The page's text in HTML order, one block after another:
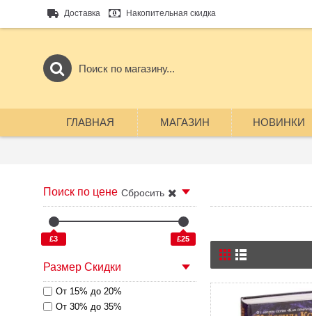
Доставка Накопительная скидка
ГЛАВНАЯ МАГАЗИН НОВИНКИ
Сбросить
Поиск по цене
£3 £25
Размер Скидки
От 15% до 20%
От 30% до 35%